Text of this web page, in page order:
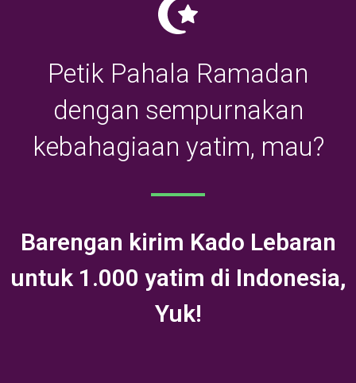
Petik Pahala Ramadan
dengan sempurnakan
kebahagiaan yatim, mau?
Barengan kirim Kado Lebaran
untuk 1.000 yatim di Indonesia,
Yuk!